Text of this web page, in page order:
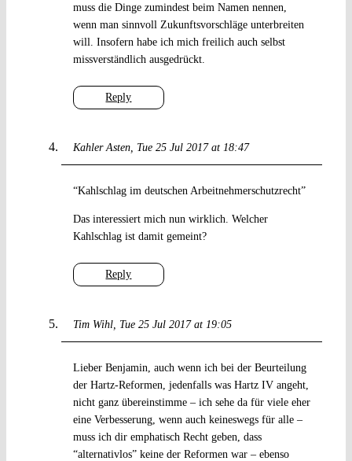
Reply
muss die Dinge zumindest beim Namen nennen,
wenn man sinnvoll Zukunftsvorschläge unterbreiten
will. Insofern habe ich mich freilich auch selbst
missverständlich ausgedrückt.
Kahler Asten Tue 25 Jul 2017 at 18:47
Reply
“Kahlschlag im deutschen Arbeitnehmerschutzrecht”
Das interessiert mich nun wirklich. Welcher
Kahlschlag ist damit gemeint?
Tim Wihl Tue 25 Jul 2017 at 19:05
Lieber Benjamin, auch wenn ich bei der Beurteilung
der Hartz-Reformen, jedenfalls was Hartz IV angeht,
nicht ganz übereinstimme – ich sehe da für viele eher
eine Verbesserung, wenn auch keineswegs für alle –
muss ich dir emphatisch Recht geben, dass
“alternativlos” keine der Reformen war – ebenso